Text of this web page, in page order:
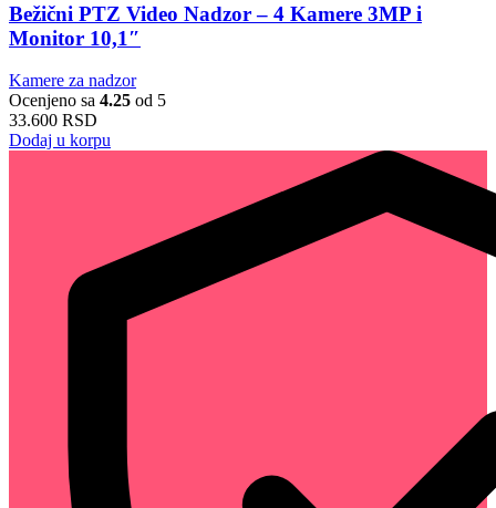
Bežični PTZ Video Nadzor – 4 Kamere 3MP i
Monitor 10,1″
Kamere za nadzor
Ocenjeno sa 4.25 od 5
33.600 RSD
Dodaj u korpu